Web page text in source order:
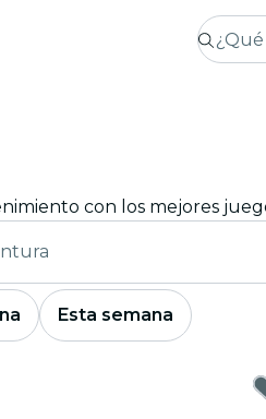
Esta semana